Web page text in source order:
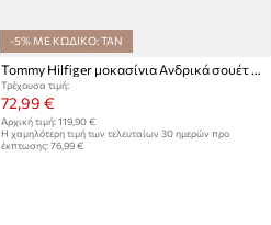
-5% ΜΕ ΚΩΔΙΚΟ: TAN
Tommy Hilfiger μοκασίνια Ανδρικά σουέτ HILIFGER LIGHT SDE BOAT SHOE
Τρέχουσα τιμή:
72,99 €
Αρχική τιμή: 119,90 €
Η χαμηλότερη τιμή των τελευταίων 30 ημερών προ
έκπτωσης: 76,99 €